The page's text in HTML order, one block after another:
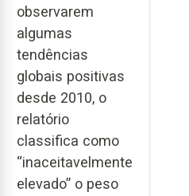
observarem
algumas
tendências
globais positivas
desde 2010, o
relatório
classifica como
“inaceitavelmente
elevado” o peso